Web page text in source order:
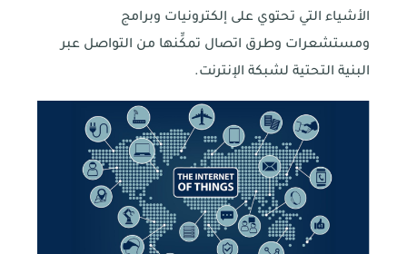
الأشياء التي تحتوي على إلكترونيات وبرامج
ومستشعرات وطرق اتصال تمكِّنها من التواصل عبر
البنية التحتية لشبكة الإنترنت.